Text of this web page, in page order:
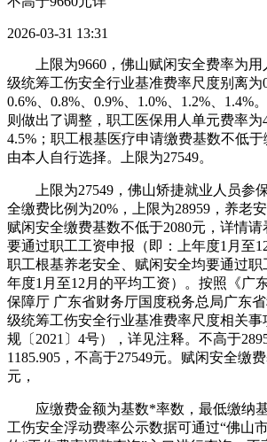
2026-03-31 13:31
上限为9660，佛山赋闲安全费率为用
级统筹工伤安全行业基准费率尺度别离为
0.6%、0.8%、0.9%、1.0%、1.2%、1.4%
则做出了调整，职工医保用人单元费率为
4.5%；职工根基医疗申请缴费基数不低于
由本人自行选择。上限为27549。
上限为27549，佛山矫捷就业人员参
全缴费比例为20%，上限为28959，养老
赋闲安全缴费基数不低于2080元，详情
要通过职工工资申报（即：上年度1月至
职工根基养老安全、赋闲安全均要通过职
年度1月至12月的平均工资）。按照《广
保障厅 广东省财务厅国度税务总局广东
级统筹工伤安全行业基准费率尺度相关
规〔2021〕4号），详见注释。不高于
1185.905，不高于27549元。赋闲安全缴
元，
应缴费金额为基数*率数，最低缴纳基
工伤安全浮动费率公示数据可通过“佛山